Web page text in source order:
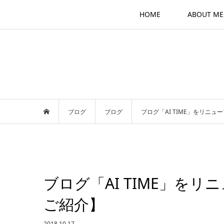
HOME ABOUT ME
ブログ ブログ ブログ「AI TIME」をリニュ
ブログ「AI TIME」をリ
ご紹介】